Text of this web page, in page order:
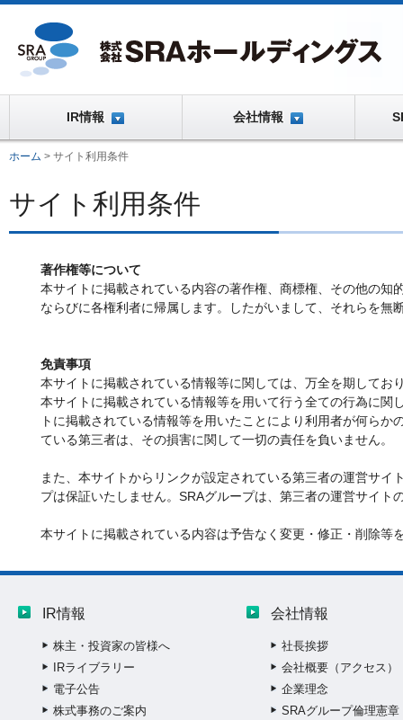
IR情報 会社情報
ホーム > サイト利用条件
サイト利用条件
著作権等について
本サイトに掲載されている内容の著作権、商標権、その他の
ならびに各権利者に帰属します。したがいまして、それらを無
免責事項
本サイトに掲載されている情報等に関しては、万全を期して
本サイトに掲載されている情報等を用いて行う全ての行為に
トに掲載されている情報等を用いたことにより利用者が何ら
ている第三者は、その損害に関して一切の責任を負いません。
また、本サイトからリンクが設定されている第三者の運営サ
プは保証いたしません。SRAグループは、第三者の運営サイ
本サイトに掲載されている内容は予告なく変更・修正・削除等
IR情報
株主・投資家の皆様へ
IRライブラリー
電子公告
株式事務のご案内
会社情報
社長挨拶
会社概要（アクセス）
企業理念
SRAグループ倫理憲章